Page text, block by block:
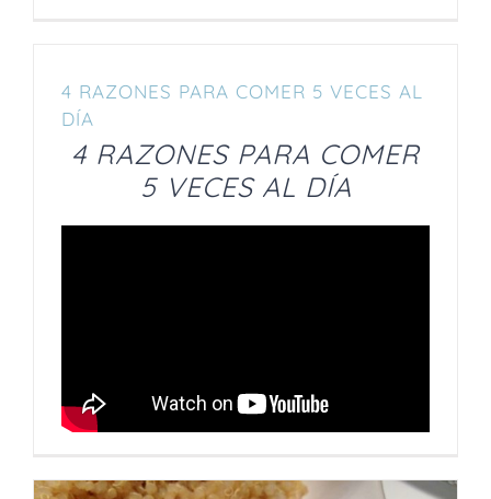
4 RAZONES PARA COMER 5 VECES AL
DÍA
4 RAZONES PARA COMER
5 VECES AL DÍA